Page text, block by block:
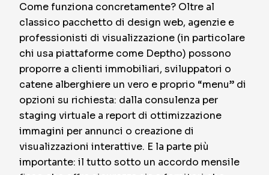
Come funziona concretamente? Oltre al
classico pacchetto di design web, agenzie e
professionisti di visualizzazione (in particolare
chi usa piattaforme come Deptho) possono
proporre a clienti immobiliari, sviluppatori o
catene alberghiere un vero e proprio “menu” di
opzioni su richiesta: dalla consulenza per
staging virtuale a report di ottimizzazione
immagini per annunci o creazione di
visualizzazioni interattive. E la parte più
importante: il tutto sotto un accordo mensile